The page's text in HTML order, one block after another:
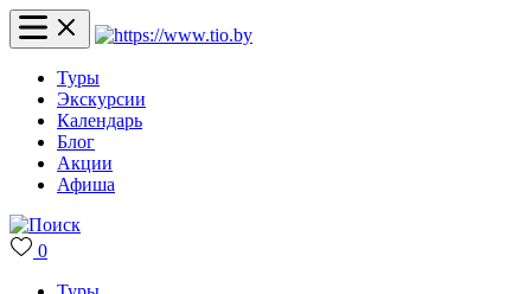
Туры
Экскурсии
Календарь
Блог
Акции
Афиша
0